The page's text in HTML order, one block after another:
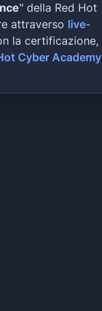
" della Red Hot
attraverso live-
la certificazione,
Cyber Academy